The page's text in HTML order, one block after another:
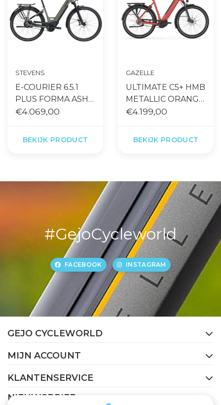
STEVENS
E-COURIER 6.5.1
PLUS FORMA ASH
GREY
€4.069,00
BEKIJK PRODUCT
GAZELLE
ULTIMATE C5+ HMB
METALLIC ORANGE
MATT
€4.199,00
BEKIJK PRODUCT
#GejoCycleworld
FACEBOOK INSTAGRAM
GEJO CYCLEWORLD
MIJN ACCOUNT
KLANTENSERVICE
NIEUWSBRIEF